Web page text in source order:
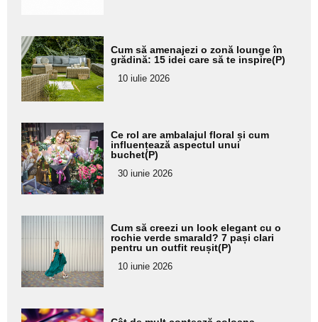
Adaugă
aici textul
pentru
subtitlu
Cum să amenajezi o zonă lounge în
grădină: 15 idei care să te inspire(P)
10 iulie 2026
Adaugă
aici textul
pentru
subtitlu
Ce rol are ambalajul floral și cum
influențează aspectul unui
buchet(P)
30 iunie 2026
Adaugă
aici textul
pentru
subtitlu
Cum să creezi un look elegant cu o
rochie verde smarald? 7 pași clari
pentru un outfit reușit(P)
10 iunie 2026
Adaugă